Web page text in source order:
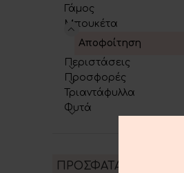
Γάμος
Μπουκέτα
Αποφοίτηση
Περιστάσεις
Προσφορές
Τριαντάφυλλα
Φυτά
ΠΡΟΣΦΑΤΑ ΠΡΟΪΟΝΤΑ